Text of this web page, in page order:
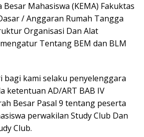
Mahasiswa (KEMA) Fakuktas
/ Anggaran Rumah Tangga
Organisasi Dan Alat
Tentang BEM dan BLM
bagi kami selaku penyelenggara
ketentuan AD/ART BAB IV
Besar Pasal 9 tentang peserta
perwakilan Study Club Dan
Club.